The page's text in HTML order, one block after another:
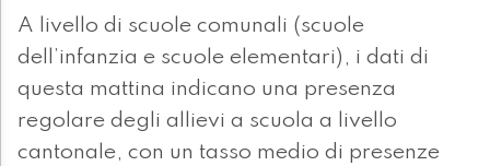
A livello di scuole comunali (scuole
dell’infanzia e scuole elementari), i dati di
questa mattina indicano una presenza
regolare degli allievi a scuola a livello
cantonale, con un tasso medio di presenze